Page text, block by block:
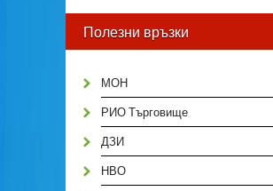
Полезни връзки
МОН
РИО Търговище
ДЗИ
НВО